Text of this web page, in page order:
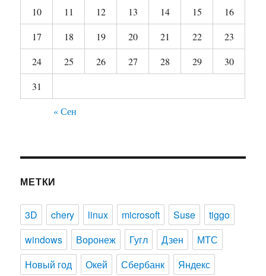
10
11 12 13 14 15
16
17
18 19 20 21 22
23
24
25 26 27 28 29
30
31
« Сен
МЕТКИ
3D chery linux microsoft Suse
tiggo
windows
Воронеж Гугл Дзен
МТС
Новый год
Окей Сбербанк
Яндекс